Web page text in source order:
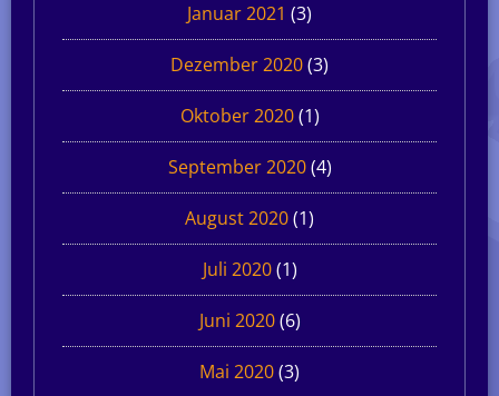
Januar 2021 (3)
Dezember 2020(3)
Oktober 2020(1)
September 2020(4)
August 2020(1)
Juli 2020(1)
Juni 2020(6)
Mai 2020(3)